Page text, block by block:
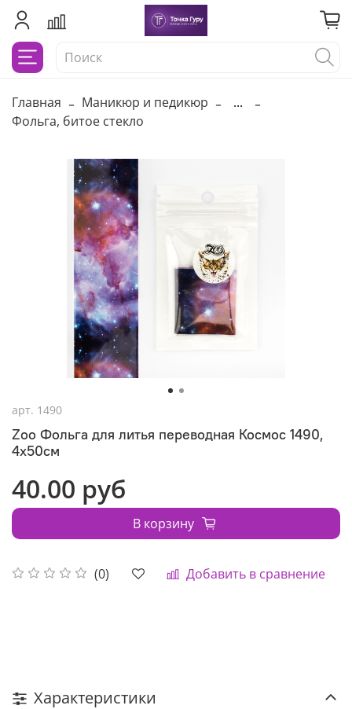
Главная Маникюр и педикюр
...
Фольга, битое стекло
арт. 1490
Zoo Фольга для литья переводная Космос 1490,
4х50см
(0) Добавить в сравнение
40.00 руб
В корзину
Характеристики